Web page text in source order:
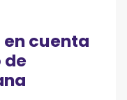
en cuenta
de